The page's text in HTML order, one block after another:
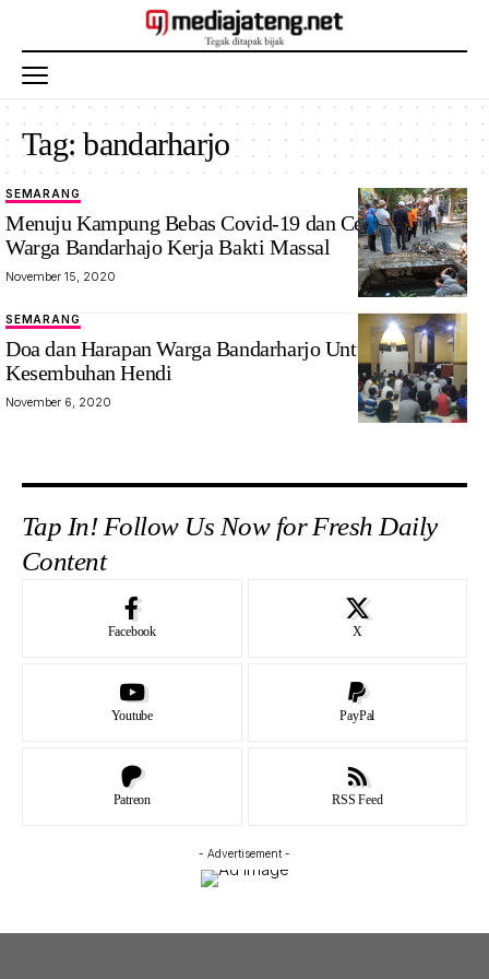
Tag:bandarharjo
SEMARANG
Menuju Kampung Bebas Covid-19 dan Cegah Banjir,
Warga Bandarhajo Kerja Bakti Massal
November 15, 2020
SEMARANG
Doa dan Harapan Warga Bandarharjo Untuk
Kesembuhan Hendi
November 6, 2020
Tap In! Follow Us Now for Fresh Daily
Content
Facebook X
Youtube PayPal
Patreon RSS Feed
- Advertisement -